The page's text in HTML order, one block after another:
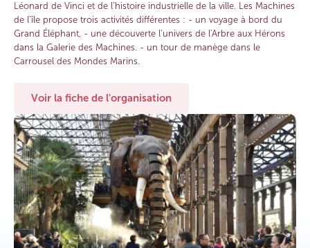
Léonard de Vinci et de l’histoire industrielle de la ville. Les Machines
de l’île propose trois activités différentes : - un voyage à bord du
Grand Éléphant, - une découverte l'univers de l'Arbre aux Hérons
dans la Galerie des Machines. - un tour de manège dans le
Carrousel des Mondes Marins.
Voir la fiche de l'organisation